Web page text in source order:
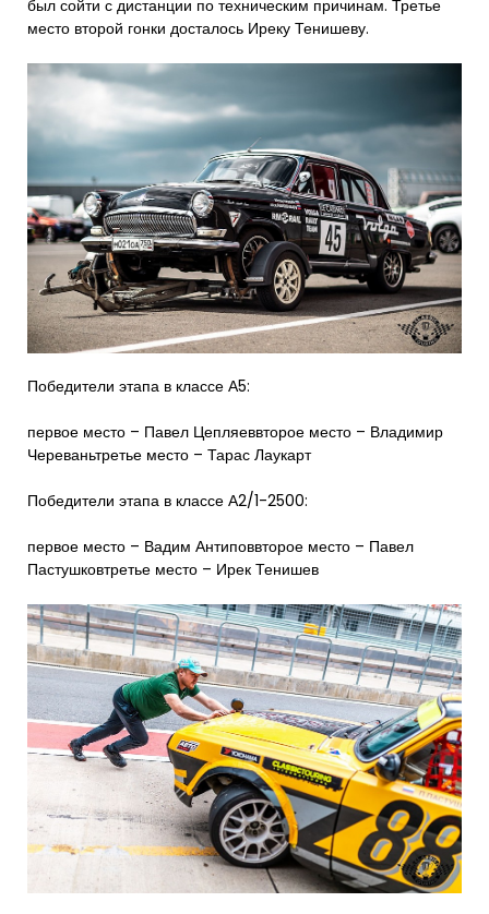
был сойти с дистанции по техническим причинам. Третье
место второй гонки досталось Иреку Тенишеву.
Победители этапа в классе А5:
первое место – Павел Цепляеввторое место – Владимир
Череваньтретье место – Тарас Лаукарт
Победители этапа в классе А2/1-2500:
первое место – Вадим Антиповвторое место – Павел
Пастушковтретье место – Ирек Тенишев